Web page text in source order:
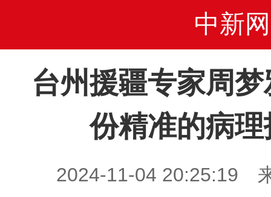
中新网
台州援疆专家周
份精准的病
2024-11-04 20:25:19